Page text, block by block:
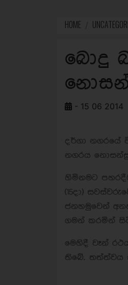
HOME
බොදු
- 15 06 2014
දර්ගා නගරයේ
නගරය
හිමිනමට
(15දා)
ජනහමුවෙන්
ගමන් කරමින්
මෙහිදී වෑන්
තිබේ. තත්ත්වය